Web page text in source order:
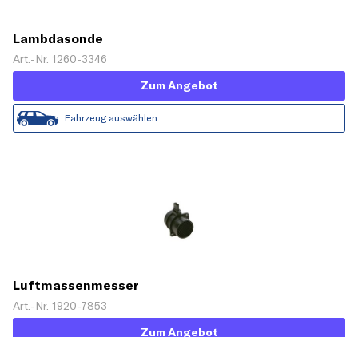
Lambdasonde
Art.-Nr. 1260-3346
Zum Angebot
Fahrzeug auswählen
Luftmassenmesser
Art.-Nr. 1920-7853
Zum Angebot